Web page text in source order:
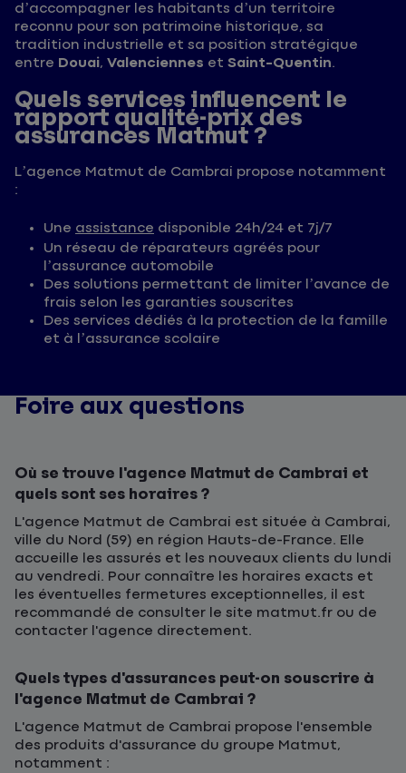
d’accompagner les habitants d’un territoire
reconnu pour son patrimoine historique, sa
tradition industrielle et sa position stratégique
entre Douai, Valenciennes et Saint-Quentin.
Quels services influencent le
rapport qualité-prix des
assurances Matmut ?
L’agence Matmut de Cambrai propose notamment
:
Une assistance disponible 24h/24 et 7j/7
Un réseau de réparateurs agréés pour
l’assurance automobile
Des solutions permettant de limiter l’avance de
frais selon les garanties souscrites
Des services dédiés à la protection de la famille
et à l’assurance scolaire
Foire aux questions
Où se trouve l'agence Matmut de Cambrai et
quels sont ses horaires ?
L'agence Matmut de Cambrai est située à Cambrai,
ville du Nord (59) en région Hauts-de-France. Elle
accueille les assurés et les nouveaux clients du lundi
au vendredi. Pour connaître les horaires exacts et
les éventuelles fermetures exceptionnelles, il est
recommandé de consulter le site matmut.fr ou de
contacter l'agence directement.
Quels types d'assurances peut-on souscrire à
l'agence Matmut de Cambrai ?
L'agence Matmut de Cambrai propose l'ensemble
des produits d'assurance du groupe Matmut,
notamment :